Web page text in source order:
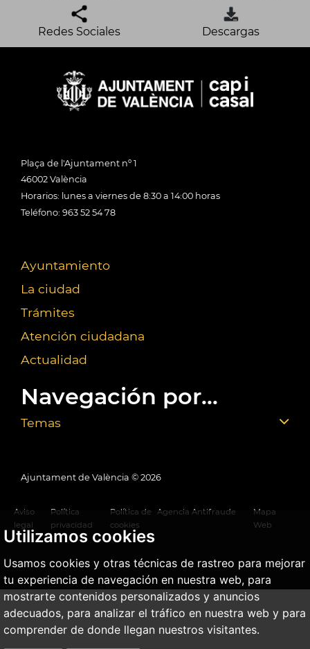
Utilizamos cookies
Usamos cookies y otras técnicas de rastreo para mejorar
tu experiencia de navegación en nuestra web, para
mostrarte contenidos personalizados y anuncios
adecuados, para analizar el tráfico en nuestra web y para
comprender de donde llegan nuestros visitantes.
Redes Sociales Descargas
Plaça de l'Ajuntament nº 1
46002 València
Horarios: lunes a viernes de 8:30 a 14:00 horas
Teléfono: 963 52 54 78
Ayuntamiento
La ciudad
Trámites
Atención ciudadana
Actualidad
Navegación por...
Temas
Ajuntament de València © 2026
Aviso
legal
Política
privacidad
Política de
cookies
Agencia Antifraude
Mapa
Web